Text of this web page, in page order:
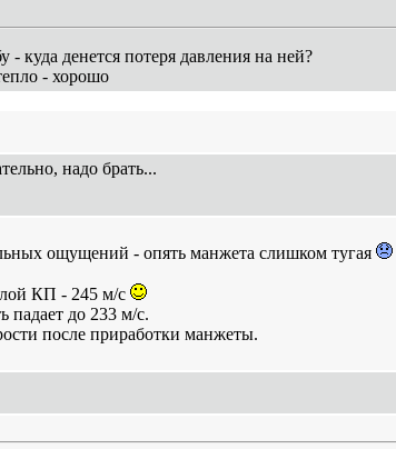
куда денется потеря давления на ней?
- хорошо
надо брать...
ощущений - опять манжета слишком тугая
КП - 245 м/с
падает до 233 м/с.
после приработки манжеты.